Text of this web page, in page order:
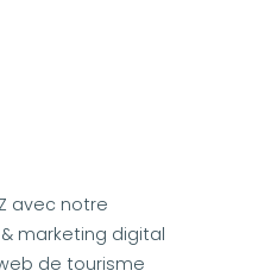
avec notre
marketing digital
de tourisme